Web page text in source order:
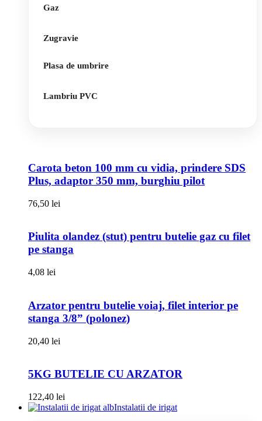
Gaz
Zugravie
Plasa de umbrire
Lambriu PVC
Carota beton 100 mm cu vidia, prindere SDS
Plus, adaptor 350 mm, burghiu pilot
76,50 lei
Piulita olandez (stut) pentru butelie gaz cu filet
pe stanga
4,08 lei
Arzator pentru butelie voiaj, filet interior pe
stanga 3/8” (polonez)
20,40 lei
5KG BUTELIE CU ARZATOR
122,40 lei
Instalatii de irigat